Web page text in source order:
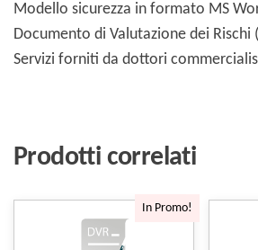
Modello sicurezza in formato MS
Documento di Valutazione dei Rischi
Servizi forniti da dottori
Prodotti correlati
In Promo!